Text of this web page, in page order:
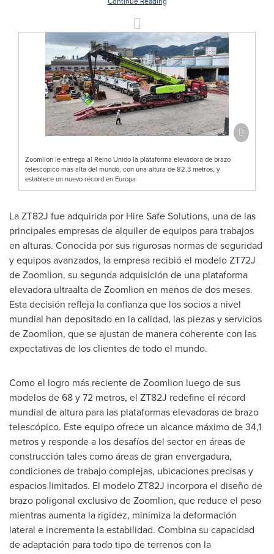
Zoomlion le entrega al Reino Unido la plataforma elevadora de brazo
telescópico más alta del mundo, con una altura de 82,3 metros, y
establece un nuevo récord en Europa
La ZT82J fue adquirida por Hire Safe Solutions, una de las
principales empresas de alquiler de equipos para trabajos
en alturas. Conocida por sus rigurosas normas de seguridad
y equipos avanzados, la empresa recibió el modelo ZT72J
de Zoomlion, su segunda adquisición de una plataforma
elevadora ultraalta de Zoomlion en menos de dos meses.
Esta decisión refleja la confianza que los socios a nivel
mundial han depositado en la calidad, las piezas y servicios
de Zoomlion, que se ajustan de manera coherente con las
expectativas de los clientes de todo el mundo.
Como el logro más reciente de Zoomlion luego de sus
modelos de 68 y 72 metros, el ZT82J redefine el récord
mundial de altura para las plataformas elevadoras de brazo
telescópico. Este equipo ofrece un alcance máximo de 34,1
metros y responde a los desafíos del sector en áreas de
construcción tales como áreas de gran envergadura,
condiciones de trabajo complejas, ubicaciones precisas y
espacios limitados. El modelo ZT82J incorpora el diseño de
brazo poligonal exclusivo de Zoomlion, que reduce el peso
mientras aumenta la rigidez, minimiza la deformación
lateral e incrementa la estabilidad. Combina su capacidad
de adaptación para todo tipo de terrenos con la